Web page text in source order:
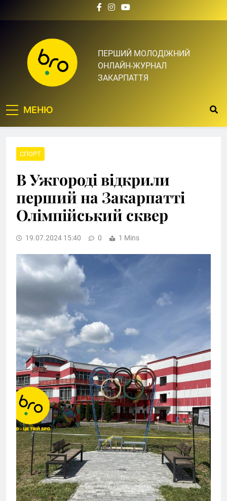
Bro.org.ua | BRO – ЦЕ
ТВІЙ БРО
ПЕРШИЙ МОЛОДІЖНИЙ
ОНЛАЙН-ЖУРНАЛ
ЗАКАРПАТТЯ
МЕНЮ
СПОРТ
В Ужгороді відкрили
перший на Закарпатті
Олімпійський сквер
19.07.2024 15:40 0 1 Mins